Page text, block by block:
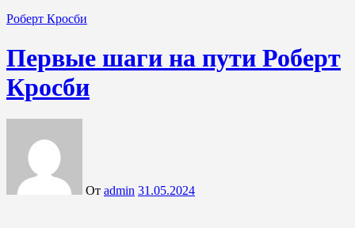
Роберт Кросби
Первые шаги на пути Роберт
Кросби
От admin 31.05.2024